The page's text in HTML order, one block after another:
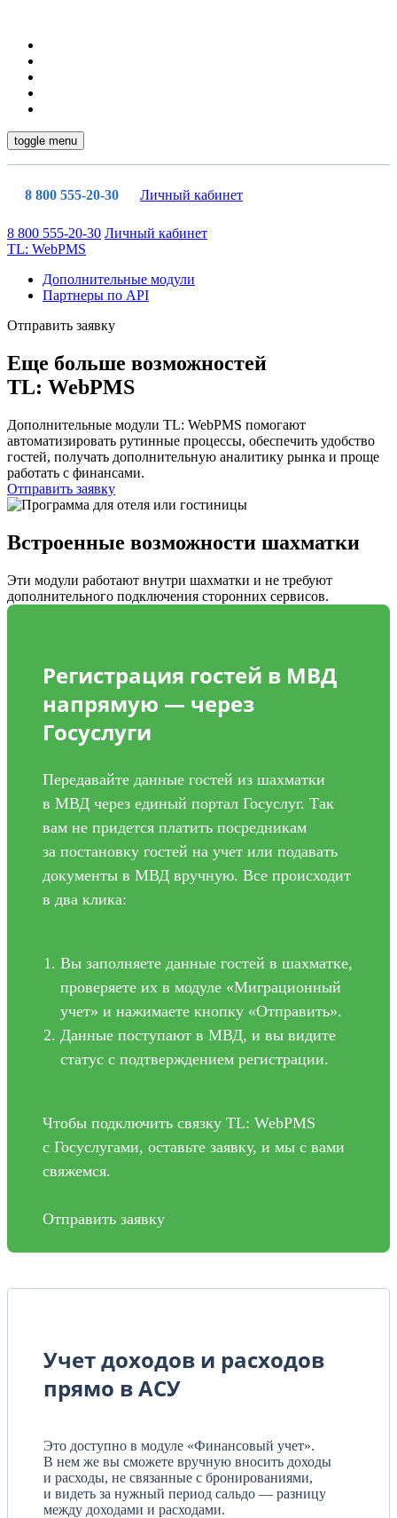
toggle menu
8 800 555-20-30 Личный кабинет
8 800 555-20-30 Личный кабинет
TL: WebPMS
Дополнительные модули
Партнеры по API
Отправить заявку
Еще больше возможностей
TL: WebPMS
Дополнительные модули TL: WebPMS помогают
автоматизировать рутинные процессы, обеспечить удобство
гостей, получать дополнительную аналитику рынка и проще
работать с финансами.
Отправить заявку
Встроенные возможности шахматки
Эти модули работают внутри шахматки и не требуют
дополнительного подключения сторонних сервисов.
Регистрация гостей в МВД
напрямую — через
Госуслуги
Передавайте данные гостей из шахматки
в МВД через единый портал Госуслуг. Так
вам не придется платить посредникам
за постановку гостей на учет или подавать
документы в МВД вручную. Все происходит
в два клика:
Вы заполняете данные гостей в шахматке,
проверяете их в модуле «Миграционный
учет» и нажимаете кнопку «Отправить».
Данные поступают в МВД, и вы видите
статус с подтверждением регистрации.
Чтобы подключить связку TL: WebPMS
с Госуслугами, оставьте заявку, и мы с вами
свяжемся.
Отправить заявку
Учет доходов и расходов
прямо в АСУ
Это доступно в модуле «Финансовый учет».
В нем же вы сможете вручную вносить доходы
и расходы, не связанные с бронированиями,
и видеть за нужный период сальдо — разницу
между доходами и расходами.